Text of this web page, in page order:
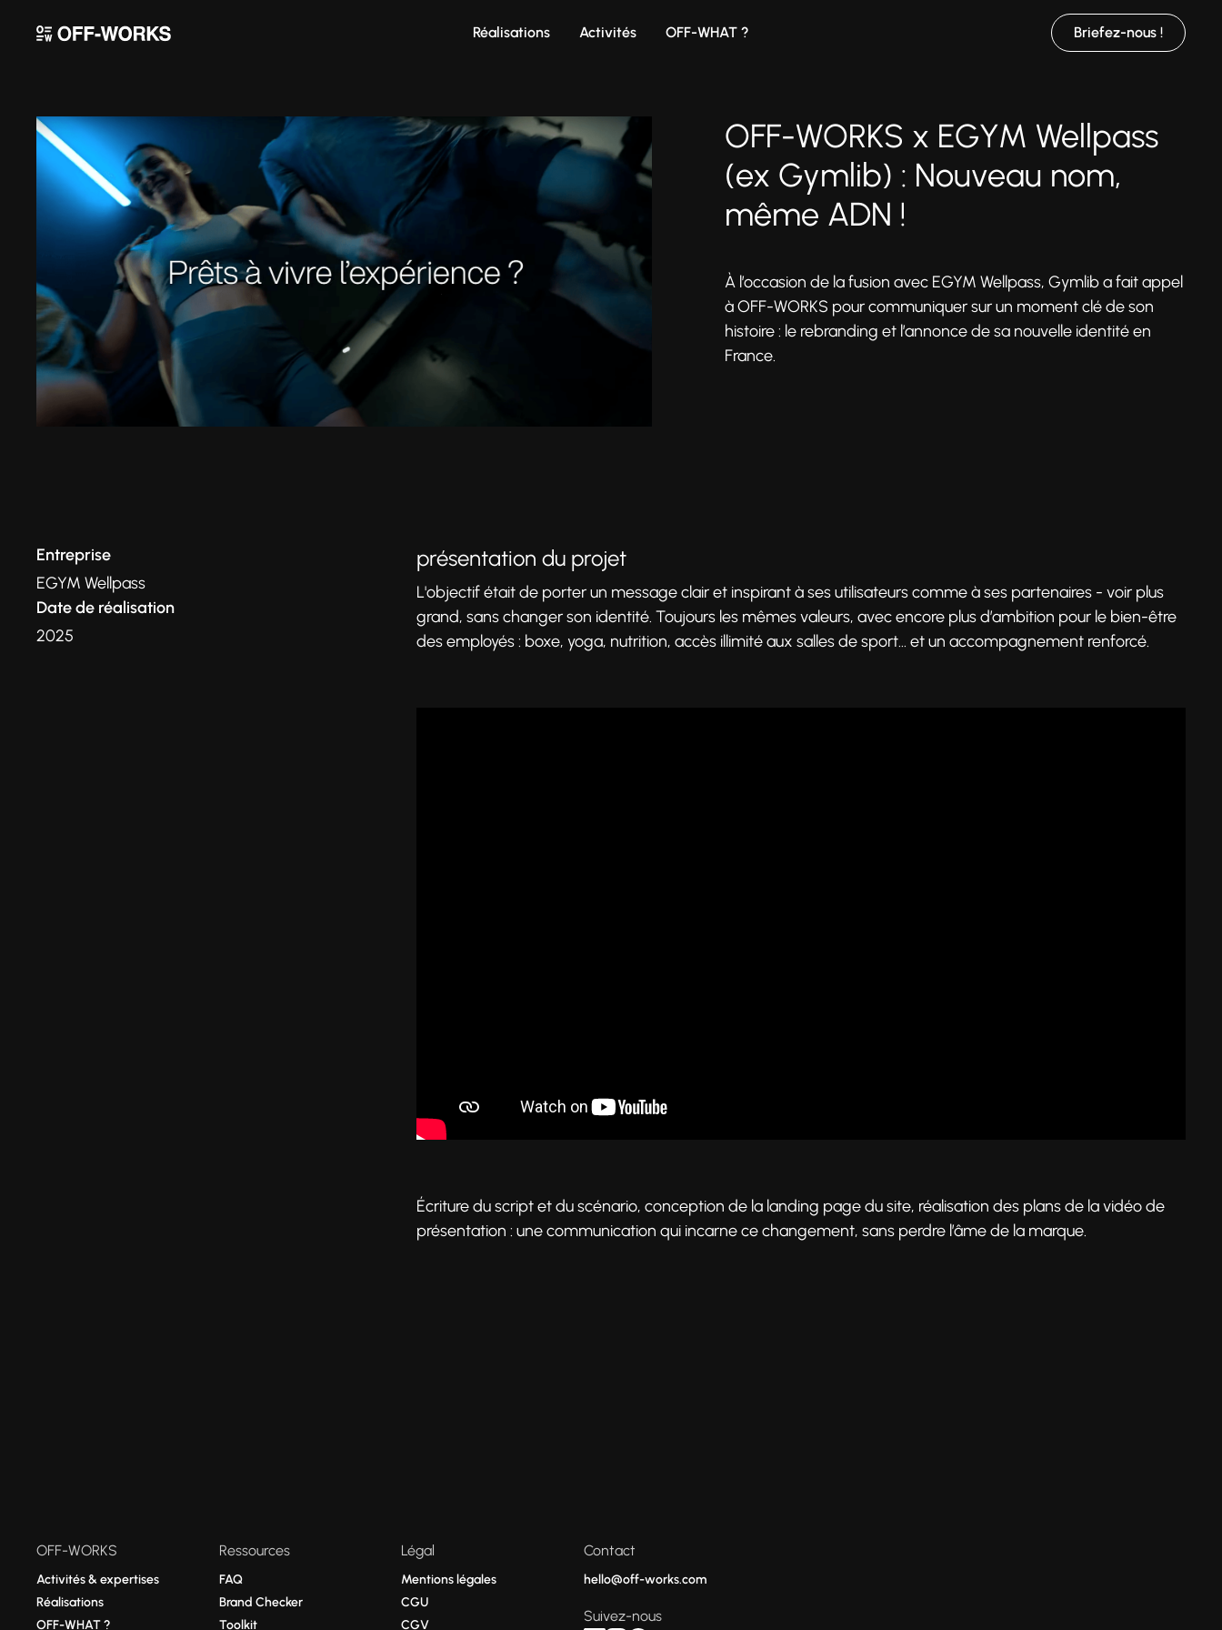
Réalisations Activités OFF-WHAT ? Briefez-nous !
OFF-WORKS x EGYM Wellpass
(ex Gymlib) : Nouveau nom,
même ADN !
À l’occasion de la fusion avec EGYM Wellpass, Gymlib a fait appel
à OFF-WORKS pour communiquer sur un moment clé de son
histoire : le rebranding et l’annonce de sa nouvelle identité en
France.
Entreprise
EGYM Wellpass
Date de réalisation
2025
présentation du projet
L'objectif était de porter un message clair et inspirant à ses utilisateurs comme à ses partenaires - voir plus
grand, sans changer son identité. Toujours les mêmes valeurs, avec encore plus d’ambition pour le bien-être
des employés : boxe, yoga, nutrition, accès illimité aux salles de sport… et un accompagnement renforcé.
Écriture du script et du scénario, conception de la landing page du site, réalisation des plans de la vidéo de
présentation : une communication qui incarne ce changement, sans perdre l’âme de la marque.
OFF-WORKS
Activités & expertises
Réalisations
OFF-WHAT ?
Ressources
FAQ
Brand Checker
Toolkit
Légal
Mentions légales
CGU
CGV
Contact
hello@off-works.com
Suivez-nous